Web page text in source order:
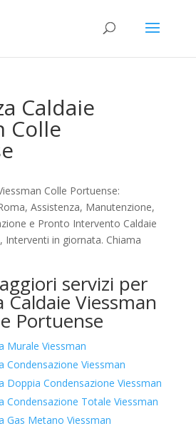
Caldaie
Colle
Colle Portuense:
Assistenza, Manutenzione,
e Pronto Intervento Caldaie
Interventi in giornata. Chiama
servizi per
Caldaie Viessman
Portuense
Murale Viessman
Condensazione Viessman
Doppia Condensazione Viessman
Condensazione Totale Viessman
Gas Metano Viessman